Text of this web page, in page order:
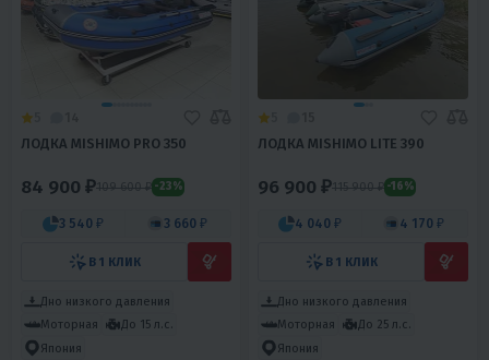
ЛОДКА MISHIMO PRO 350
84 900 ₽109 600 ₽ -23%
3 540 ₽ 3 660 ₽
В 1 КЛИК
Дно низкого давления
Моторная
До 15 л.с.
Япония
ЛОДКА MISHIMO LITE 390
96 900 ₽115 900 ₽ -16%
4 040 ₽ 4 170 ₽
В 1 КЛИК
Дно низкого давления
Моторная
До 25 л.с.
Япония